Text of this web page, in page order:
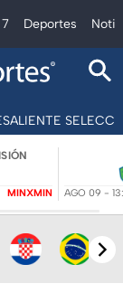
Deportes
MINXMIN AGO 09 -